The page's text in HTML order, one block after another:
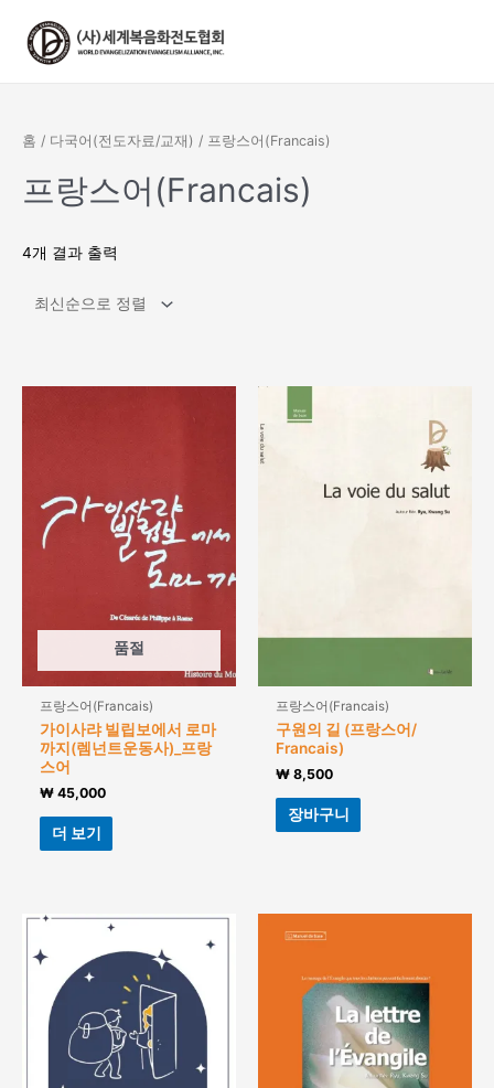
홈 / 다국어(전도자료/교재) / 프랑스어(Francais)
프랑스어(Francais)
4개 결과 출력
품절
프랑스어(Francais)
가이사랴 빌립보에서 로마
까지(렘넌트운동사)_프랑
스어
₩ 45,000
더 보기
프랑스어(Francais)
구원의 길 (프랑스어/
Francais)
₩ 8,500
장바구니